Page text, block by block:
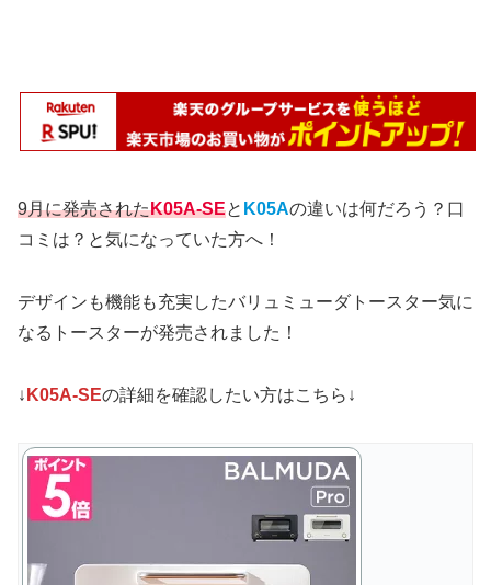
9月に発売されたK05A-SEと K05Aの違いは何だろう？口
コミは？と気になっていた方へ！
デザインも機能も充実したバリュミューダトースター気に
なるトースターが発売されました！
↓ K05A-SEの詳細を確認したい方はこちら↓